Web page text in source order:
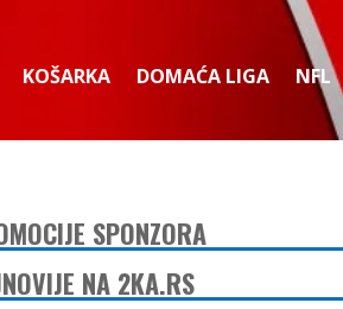
KOŠARKA DOMAĆA LIGA
NFL
SPONZORA
NA 2KA.RS